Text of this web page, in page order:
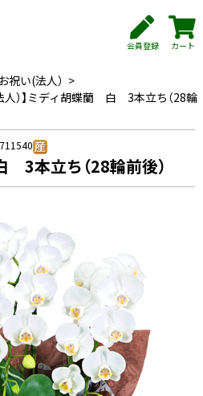
会員登録 カート
祝い(法人） >
人）】ミディ胡蝶蘭 白 3本立ち（28輪
711540
本立ち（28輪前後）